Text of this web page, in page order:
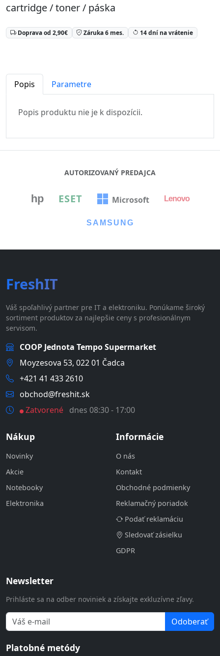
cartridge / toner / páska
Doprava od 2,90€ Záruka 6 mes. 14 dní na vrátenie
Popis Parametre
Popis produktu nie je k dispozícii.
AUTORIZOVANÝ PREDAJCA
hp ESET Microsoft Lenovo
SAMSUNG
FreshIT
Váš spoľahlivý partner pre IT a elektroniku. Ponúkame široký
sortiment produktov za najlepšie ceny s profesionálnym
servisom.
COOP Jednota Tempo Supermarket
Moyzesova 53, 022 01 Čadca
+421 41 433 2610
obchod@freshit.sk
Zatvorené dnes 08:30 - 17:00
Nákup
Novinky
Akcie
Notebooky
Elektronika
Informácie
O nás
Kontakt
Obchodné podmienky
Reklamačný poriadok
Podať reklamáciu
Sledovať zásielku
GDPR
Newsletter
Prihláste sa na odber noviniek a získajte exkluzívne zľavy.
Odoberať
Platobné metódy